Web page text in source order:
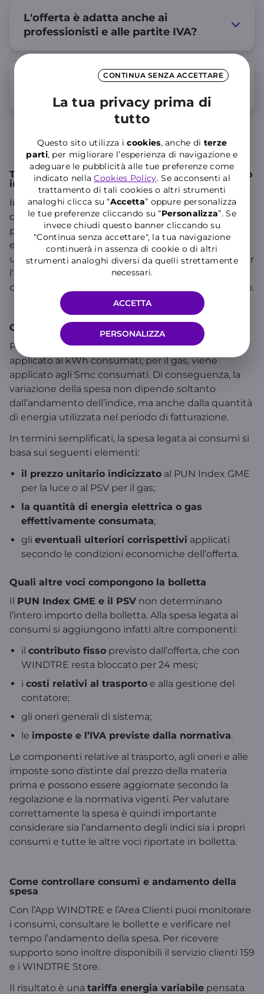
CONTINUA SENZA ACCETTARE
La tua privacy prima di
tutto
Questo sito utilizza icookies, anche di terze
parti, per migliorare l’esperienza di navigazione e
adeguare le pubblicità alle tue preferenze come
indicato nellaCookies Policy. Se acconsenti al
trattamento di tali cookies o altri strumenti
analoghi clicca su “Accetta” oppure personalizza
le tue preferenze cliccando su “Personalizza”. Se
invece chiudi questo banner cliccando su
"Continua senza accettare", la tua navigazione
continuerà in assenza di cookie o di altri
strumenti analoghi diversi da quelli strettamente
necessari.
PERSONALIZZA
ACCETTA
L'offerta è adatta anche ai
professionisti e alle partite IVA?
Cosa include il servizio Pronto
Assistenza Luce e Gas?
Tariffa Energia Variabile: come funziona il prezzo
indicizzato di WINDTRE
In unatariffa energia variabile, la spesa legata alla
componente energia dipende da due fattori: il
prezzo unitario previsto dall’offerta e la quantità di
energia effettivamente consumata. Il prezzo
unitario segue l’andamento del PUN Index GME per
l’energia elettrica e del PSV per il gas e può quindi
cambiare nel tempo insieme al mercato all’ingrosso.
Come si compone il prezzo
Per la luce, il prezzo unitario indicizzato viene
applicato ai kWh consumati; per il gas, viene
applicato agli Smc consumati. Di conseguenza, la
variazione della spesa non dipende soltanto
dall’andamento dell’indice, ma anche dalla quantità
di energia utilizzata nel periodo di fatturazione.
In termini semplificati, la spesa legata ai consumi si
basa sui seguenti elementi:
il prezzo unitario indicizzato al PUN Index GME
per la luce o al PSV per il gas;
la quantità di energia elettrica o gas
effettivamente consumata;
gli eventuali ulteriori corrispettivi applicati
secondo le condizioni economiche dell’offerta.
Quali altre voci compongono la bolletta
Il PUN Index GME e il PSV non determinano
l’intero importo della bolletta. Alla spesa legata ai
consumi si aggiungono infatti altre componenti:
il contributo fisso previsto dall’offerta, che con
WINDTRE resta bloccato per 24 mesi;
i costi relativi al trasporto e alla gestione del
contatore;
gli oneri generali di sistema;
le imposte e l’IVA previste dalla normativa.
Le componenti relative al trasporto, agli oneri e alle
imposte sono distinte dal prezzo della materia
prima e possono essere aggiornate secondo la
regolazione e la normativa vigenti. Per valutare
correttamente la spesa è quindi importante
considerare sia l’andamento degli indici sia i propri
consumi e tutte le altre voci riportate in bolletta.
Come controllare consumi e andamento della
spesa
Con l’App WINDTRE e l’Area Clienti puoi monitorare
i consumi, consultare le bollette e verificare nel
tempo l’andamento della spesa. Per ricevere
supporto sono inoltre disponibili il servizio clienti 159
e i WINDTRE Store.
Il risultato è una tariffa energia variabile pensata